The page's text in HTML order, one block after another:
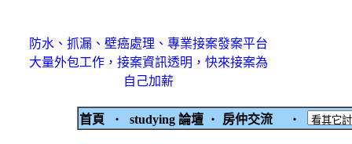
防水、抓漏、壁癌處理、專業接案發案平台
大量外包工作，接案資訊透明，快來接案為
自己加薪
首頁 ‧ studying 論壇 ‧ 房仲交流 ‧